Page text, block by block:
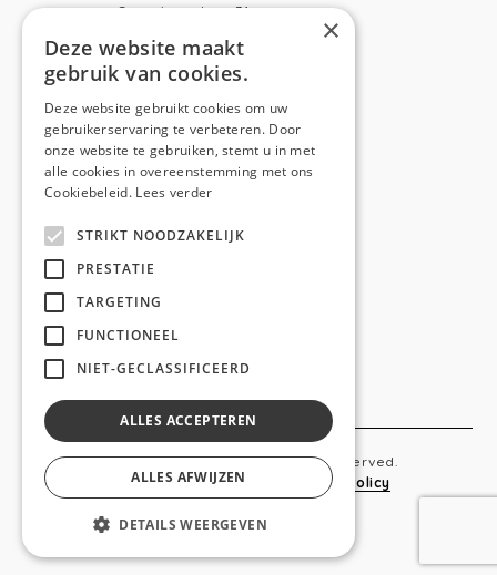
Capucienenlaan 31
Telefoon:0473 44 56 94
NAVIGATION
Home
Diensten
Realisaties
Copyright © 2019 Anso. All rights reserved.
Sitemap-Privacy Policy Cookie Policy
webdesigned by
×
Deze website maakt
gebruik van cookies.
Deze website gebruikt cookies om uw
gebruikerservaring te verbeteren. Door
onze website te gebruiken, stemt u in met
alle cookies in overeenstemming met ons
Cookiebeleid. Lees verder
STRIKT NOODZAKELIJK
PRESTATIE
TARGETING
FUNCTIONEEL
NIET-GECLASSIFICEERD
ALLES ACCEPTEREN
ALLES AFWIJZEN
DETAILS WEERGEVEN